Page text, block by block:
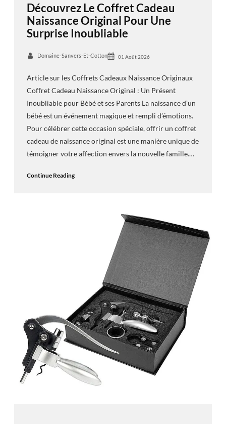
Découvrez Le Coffret Cadeau
Naissance Original Pour Une
Surprise Inoubliable
Domaine-Sanvers-Et-Cotton 01 Août 2026
Article sur les Coffrets Cadeaux Naissance Originaux
Coffret Cadeau Naissance Original : Un Présent
Inoubliable pour Bébé et ses Parents La naissance d’un
bébé est un événement magique et rempli d’émotions.
Pour célébrer cette occasion spéciale, offrir un coffret
cadeau de naissance original est une manière unique de
témoigner votre affection envers la nouvelle famille.…
Continue Reading